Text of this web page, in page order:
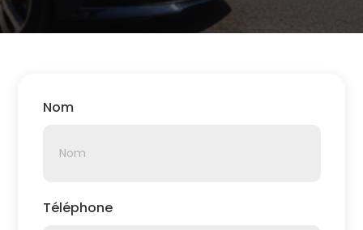
Nom
Téléphone